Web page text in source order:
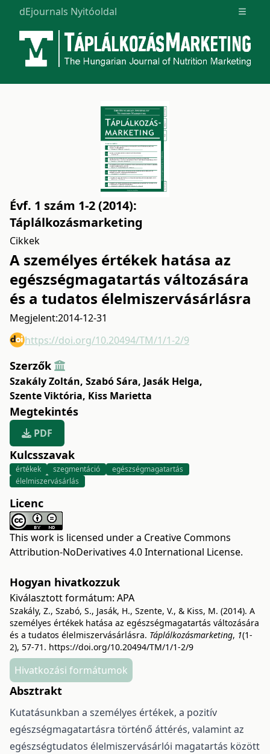
dEjournals Nyitóoldal Open
Évf. 1 szám 1-2 (2014):
Táplálkozásmarketing
Cikkek
A személyes értékek hatása az
egészségmagatartás változására
és a tudatos élelmiszervásárlásra
Megjelent:2014-12-31
https://doi.org/10.20494/TM/1/1-2/9
Szerzők
Szakály Zoltán, Szabó Sára, Jasák Helga,
Szente Viktória, Kiss Marietta
Megtekintés
PDF
Kulcsszavak
értékek szegmentáció
egészségmagatartás
élelmiszervásárlás
Licenc
This work is licensed under a Creative Commons
Attribution-NoDerivatives 4.0 International License.
Hogyan hivatkozzuk
Kiválasztott formátum: APA
Szakály, Z., Szabó, S., Jasák, H., Szente, V., & Kiss, M. (2014). A
személyes értékek hatása az egészségmagatartás változására
és a tudatos élelmiszervásárlásra. Táplálkozásmarketing, 1(1-
2), 57-71. https://doi.org/10.20494/TM/1/1-2/9
Hivatkozási formátumok
Absztrakt
Kutatásunkban a személyes értékek, a pozitív
egészségmagatartásra történő áttérés, valamint az
egészségtudatos élelmiszervásárlói magatartás között